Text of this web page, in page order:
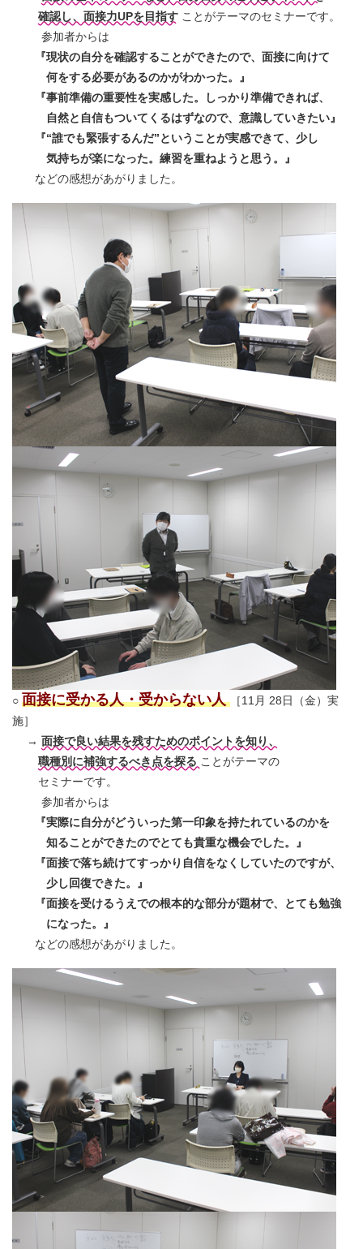
確認し、面接力UPを目指す ことがテーマのセミナーです。
参加者からは
『現状の自分を確認することができたので、面接に向けて
何をする必要があるのかがわかった。』
『事前準備の重要性を実感した。しっかり準備できれば、
自然と自信もついてくるはずなので、意識していきたい』
『“誰でも緊張するんだ”ということが実感できて、少し
気持ちが楽になった。練習を重ねようと思う。』
などの感想があがりました。
○ 面接に受かる人・受からない人 ［11月 28日（金）実
施］
→ 面接で良い結果を残すためのポイントを知り、
職種別に補強するべき点を探る ことがテーマの
セミナーです。
参加者からは
『実際に自分がどういった第一印象を持たれているのかを
知ることができたのでとても貴重な機会でした。』
『面接で落ち続けてすっかり自信をなくしていたのですが、
少し回復できた。』
『面接を受けるうえでの根本的な部分が題材で、とても勉強
になった。』
などの感想があがりました。